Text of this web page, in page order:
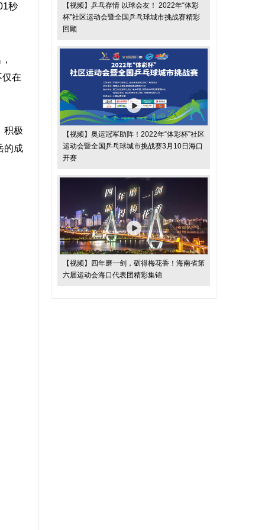
秒
在
积极
的成
【视频】乒乓存情 以球会友！ 2022年“体彩
杯”社区运动会暨全国乒乓球城市挑战赛精彩
回顾
【视频】奥运冠军助阵！2022年“体彩杯”社区
运动会暨全国乒乓球城市挑战赛3月10日海口
开赛
【视频】四年磨一剑，砺得梅花香！海南省第
六届运动会海口代表团精彩集锦